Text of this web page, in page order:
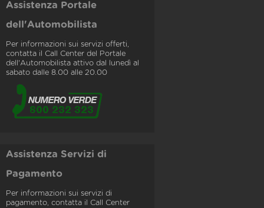
Assistenza Portale
dell'Automobilista
Per informazioni sui servizi offerti,
contatta il Call Center del Portale
dell'Automobilista attivo dal lunedì al
sabato dalle 8.00 alle 20.00
Assistenza Servizi di
Pagamento
Per informazioni sui servizi di
pagamento, contatta il Call Center